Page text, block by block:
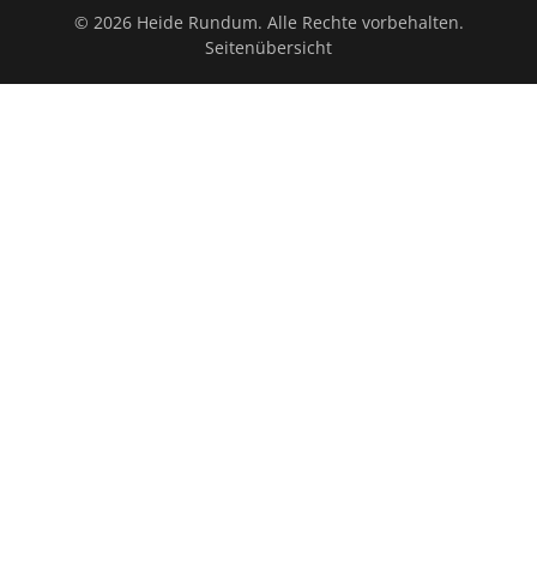
© 2026 Heide Rundum. Alle Rechte vorbehalten.
Seitenübersicht